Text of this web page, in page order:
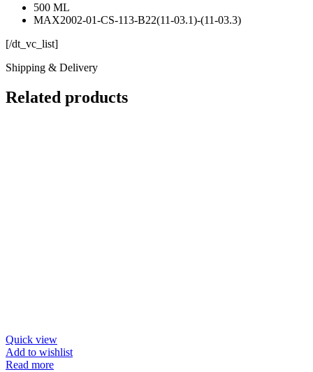
500 ML
MAX2002-01-CS-113-B22(11-03.1)-(11-03.3)
[/dt_vc_list]
Shipping & Delivery
Related products
Quick view
Add to wishlist
Read more